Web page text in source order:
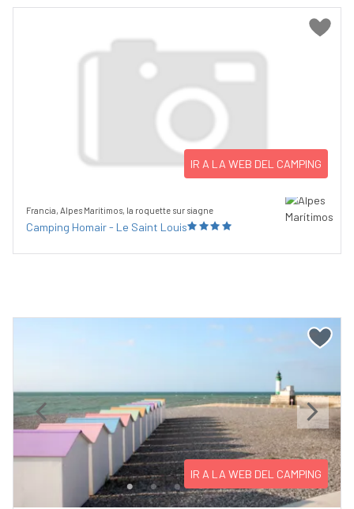
IR A LA WEB DEL CAMPING
Francia, Alpes Marítimos, la roquette sur siagne
Camping Homair - Le Saint Louis
Previous Next
IR A LA WEB DEL CAMPING